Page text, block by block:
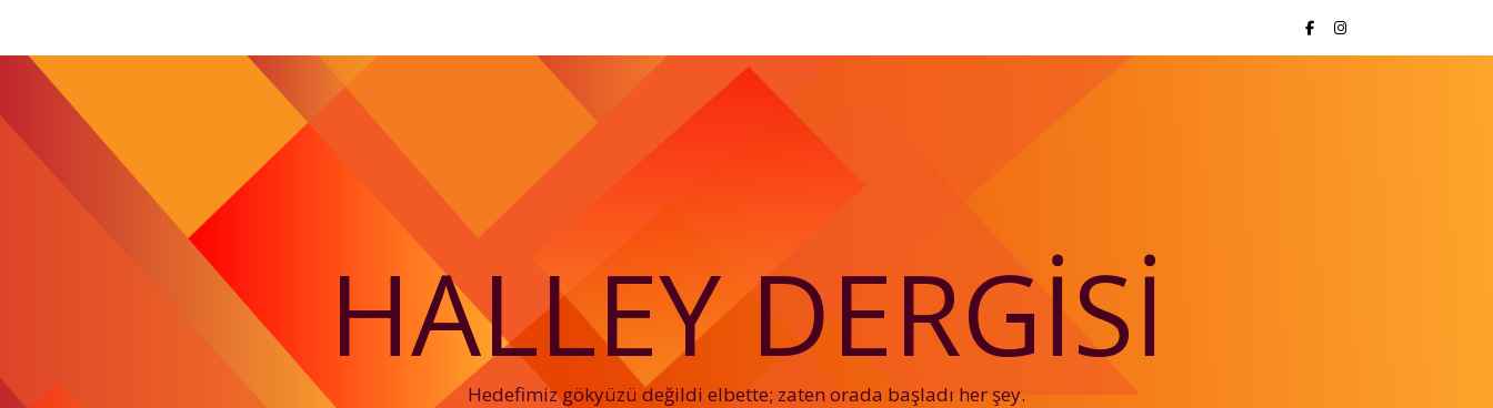
HALLEY DERGISI
Hedefimiz gökyüzü değildi elbette; zaten orada başladı her şey.